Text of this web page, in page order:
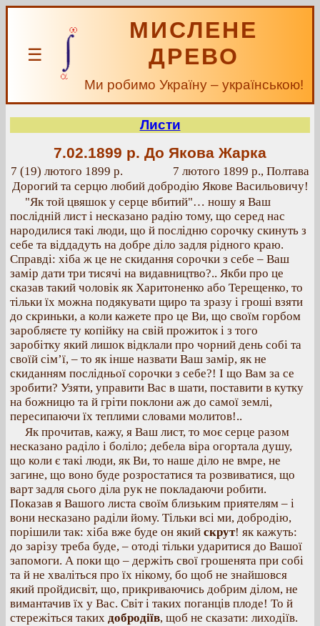
☰
МИСЛЕНЕ
ДРЕВО
Ми робимо Україну – українською!
Листи
7.02.1899 р. До Якова Жарка
7 (19) лютого 1899 р.
7 лютого 1899 р., Полтава
Дорогий та серцю любий добродію Якове Васильовичу!
"Як той цвяшок у серце вбитий"… ношу я Ваш
послідній лист і несказано радію тому, що серед нас
народилися такі люди, що й послідню сорочку скинуть з
себе та віддадуть на добре діло задля рідного краю.
Справді: хіба ж це не скидання сорочки з себе – Ваш
замір дати три тисячі на видавництво?.. Якби про це
сказав такий чоловік як Харитоненко або Терещенко, то
тільки їх можна подякувати щиро та зразу і гроші взяти
до скриньки, а коли кажете про це Ви, що своїм горбом
заробляєте ту копійку на свій прожиток і з того
заробітку який лишок відклали про чорний день собі та
своїй сім’ї, – то як інше назвати Ваш замір, як не
скиданням послідньої сорочки з себе?! І що Вам за се
зробити? Узяти, управити Вас в шати, поставити в кутку
на божницю та й гріти поклони аж до самої землі,
пересипаючи їх теплими словами молитов!..
Як прочитав, кажу, я Ваш лист, то моє серце разом
несказано раділо і боліло; дебела віра огортала душу,
що коли є такі люди, як Ви, то наше діло не вмре, не
загине, що воно буде розростатися та розвиватися, що
варт задля сього діла рук не покладаючи робити.
Показав я Вашого листа своїм близьким приятелям – і
вони несказано раділи йому. Тільки всі ми, добродію,
порішили так: хіба вже буде он який скрут! як кажуть:
до зарізу треба буде, – отоді тільки ударитися до Вашої
запомоги. А поки що – держіть свої грошенята при собі
та й не хваліться про їх нікому, бо щоб не знайшовся
який пройдисвіт, що, прикриваючись добрим ділом, не
вимантачив їх у Вас. Світ і таких поганців плоде! То й
стережіться таких добродіїв, щоб не сказати: лиходіїв.